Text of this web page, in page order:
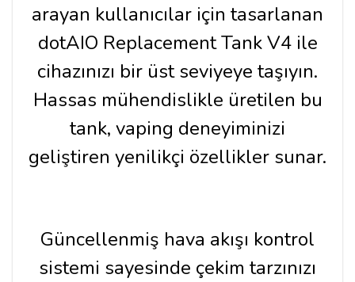
arayan kullanıcılar için tasarlanan
dotAIO Replacement Tank V4 ile
cihazınızı bir üst seviyeye taşıyın.
Hassas mühendislikle üretilen bu
tank, vaping deneyiminizi
geliştiren yenilikçi özellikler sunar.
Güncellenmiş hava akışı kontrol
sistemi sayesinde çekim tarzınızı